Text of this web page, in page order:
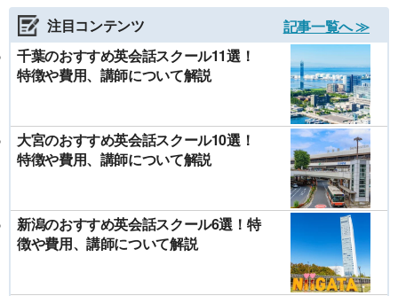
注目コンテンツ
記事一覧へ ≫
千葉のおすすめ英会話スクール11選！
特徴や費用、講師について解説
大宮のおすすめ英会話スクール10選！
特徴や費用、講師について解説
新潟のおすすめ英会話スクール6選！特
徴や費用、講師について解説